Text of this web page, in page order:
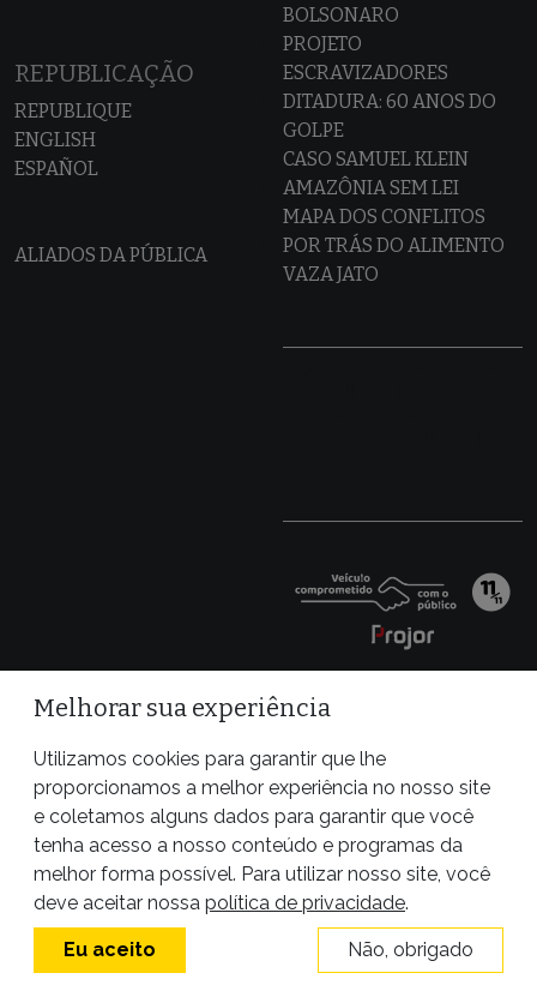
REPUBLICAÇÃO
REPUBLIQUE
ENGLISH
ESPAÑOL
ALIADOS DA PÚBLICA
BOLSONARO
PROJETO
ESCRAVIZADORES
DITADURA: 60 ANOS DO
GOLPE
CASO SAMUEL KLEIN
AMAZÔNIA SEM LEI
MAPA DOS CONFLITOS
POR TRÁS DO ALIMENTO
VAZA JATO
Site desenvolvido por
Melhorar sua experiência
Utilizamos cookies para garantir que lhe
proporcionamos a melhor experiência no nosso site
e coletamos alguns dados para garantir que você
tenha acesso a nosso conteúdo e programas da
melhor forma possível. Para utilizar nosso site, você
deve aceitar nossa política de privacidade.
Eu aceito Não, obrigado